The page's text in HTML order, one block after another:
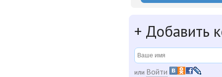
+ Добавить
или Войти